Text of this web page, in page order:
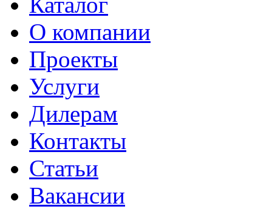
О компании
Проекты
Услуги
Дилерам
Контакты
Статьи
Вакансии